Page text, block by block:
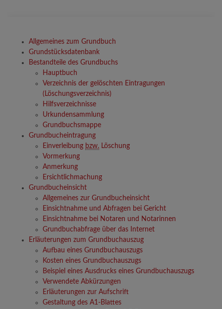
Allgemeines zum Grundbuch
Grundstücksdatenbank
Bestandteile des Grundbuchs
Hauptbuch
Verzeichnis der gelöschten Eintragungen
(Löschungsverzeichnis)
Hilfsverzeichnisse
Urkundensammlung
Grundbuchsmappe
Grundbucheintragung
Einverleibung bzw. Löschung
Vormerkung
Anmerkung
Ersichtlichmachung
Grundbucheinsicht
Allgemeines zur Grundbucheinsicht
Einsichtnahme und Abfragen bei Gericht
Einsichtnahme bei Notaren und Notarinnen
Grundbuchabfrage über das Internet
Erläuterungen zum Grundbuchauszug
Aufbau eines Grundbuchauszugs
Kosten eines Grundbuchauszugs
Beispiel eines Ausdrucks eines Grundbuchauszugs
Verwendete Abkürzungen
Erläuterungen zur Aufschrift
Gestaltung des A1-Blattes